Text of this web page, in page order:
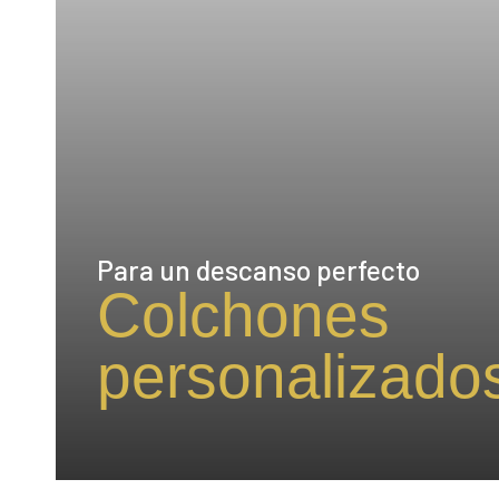
Para un descanso perfecto
Colchones